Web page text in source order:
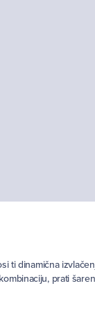
ti dinamična
prati